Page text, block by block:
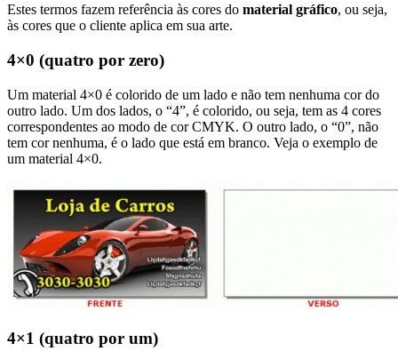
Estes termos fazem referência às cores do material gráfico, ou seja,
às cores que o cliente aplica em sua arte.
4×0 (quatro por zero)
Um material 4×0 é colorido de um lado e não tem nenhuma cor do
outro lado. Um dos lados, o “4”, é colorido, ou seja, tem as 4 cores
correspondentes ao modo de cor CMYK. O outro lado, o “0”, não
tem cor nenhuma, é o lado que está em branco. Veja o exemplo de
um material 4×0.
4×1 (quatro por um)